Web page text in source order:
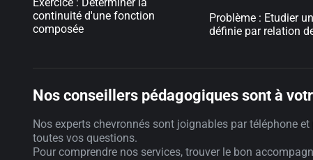
continuité d'une fonction
composée
Problème : Etudier
définie par relation
Nos conseillers pédagogiques sont à
Nos experts chevronnés sont joignables par téléphone
toutes vos questions.
Pour comprendre nos services, trouver le bon